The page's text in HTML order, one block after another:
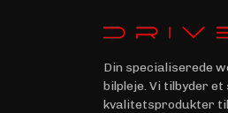
Din specialiserede
bilpleje. Vi tilbyder
kvalitetsprodukter